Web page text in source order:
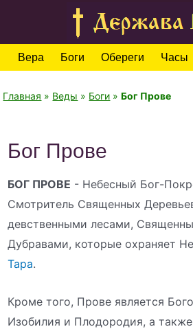
Вера Боги Обереги Часы
Главная » Веды » Боги »Бог Прове
Бог Прове
БОГ ПРОВЕ - Небесный Бог-
Смотритель Священных
девственными лесами,
Дубравами, которые охраняет
Тара.
Кроме того, Прове является
Изобилия и Плодородия, а